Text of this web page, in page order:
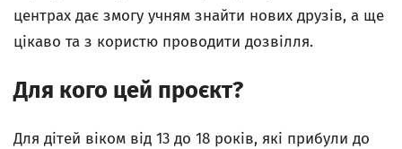
центрах дає змогу учням знайти нових друзів, а ще
цікаво та з користю проводити дозвілля.
Для кого цей проєкт?
Для дітей віком від 13 до 18 років, які прибули до